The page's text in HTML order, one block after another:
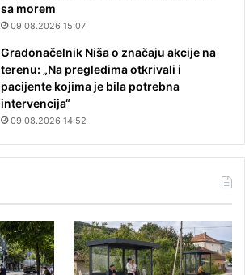
sa morem
09.08.2026 15:07
Gradonačelnik Niša o značaju akcije na
terenu: „Na pregledima otkrivali i
pacijente kojima je bila potrebna
intervencija“
09.08.2026 14:52